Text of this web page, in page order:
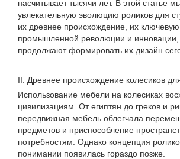
насчитывает тысячи лет. В этой статье
увлекательную эволюцию роликов для
их древнее происхождение, их
промышленной революции и инновации,
продолжают формировать их дизайн
II. Древнее происхождение колесиков
Использование мебели на колесиках
цивилизациям. От египтян до греков и
передвижная мебель облегчала
предметов и приспособление
потребностям. Однако концепция
понимании появилась гораздо позже.